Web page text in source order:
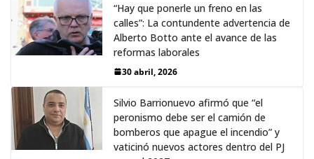
“Hay que ponerle un freno en las
calles”: La contundente advertencia de
Alberto Botto ante el avance de las
reformas laborales
30 abril, 2026
Silvio Barrionuevo afirmó que “el
peronismo debe ser el camión de
bomberos que apague el incendio” y
vaticinó nuevos actores dentro del PJ